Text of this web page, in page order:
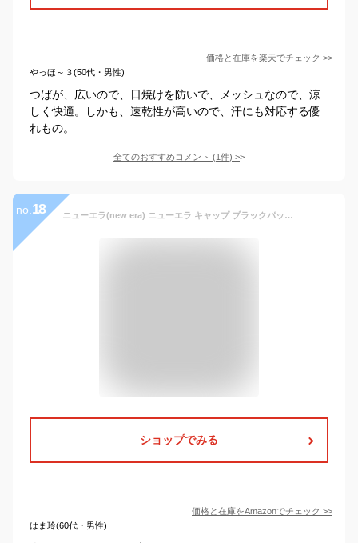
価格と在庫を楽天でチェック >>
やっほ～３(50代・男性)
つばが、広いので、日焼けを防いで、メッシュなので、涼
しく快適。しかも、速乾性が高いので、汗にも対応する優
れもの。
全てのおすすめコメント (1件) >
no. 18 ニューエラ(new era) ニューエラ キャップ ブラックパッチ ONSPOTZ別注 ブラック FREE
ショップでみる
価格と在庫をAmazonでチェック >>
はま玲(60代・男性)